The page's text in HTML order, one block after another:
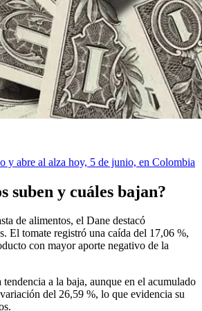
y abre al alza hoy, 5 de junio, en Colombia
suben y cuáles bajan?
de alimentos, el Dane destacó
El tomate registró una caída del 17,06 %,
con mayor aporte negativo de la
a la baja, aunque en el acumulado
del 26,59 %, lo que evidencia su